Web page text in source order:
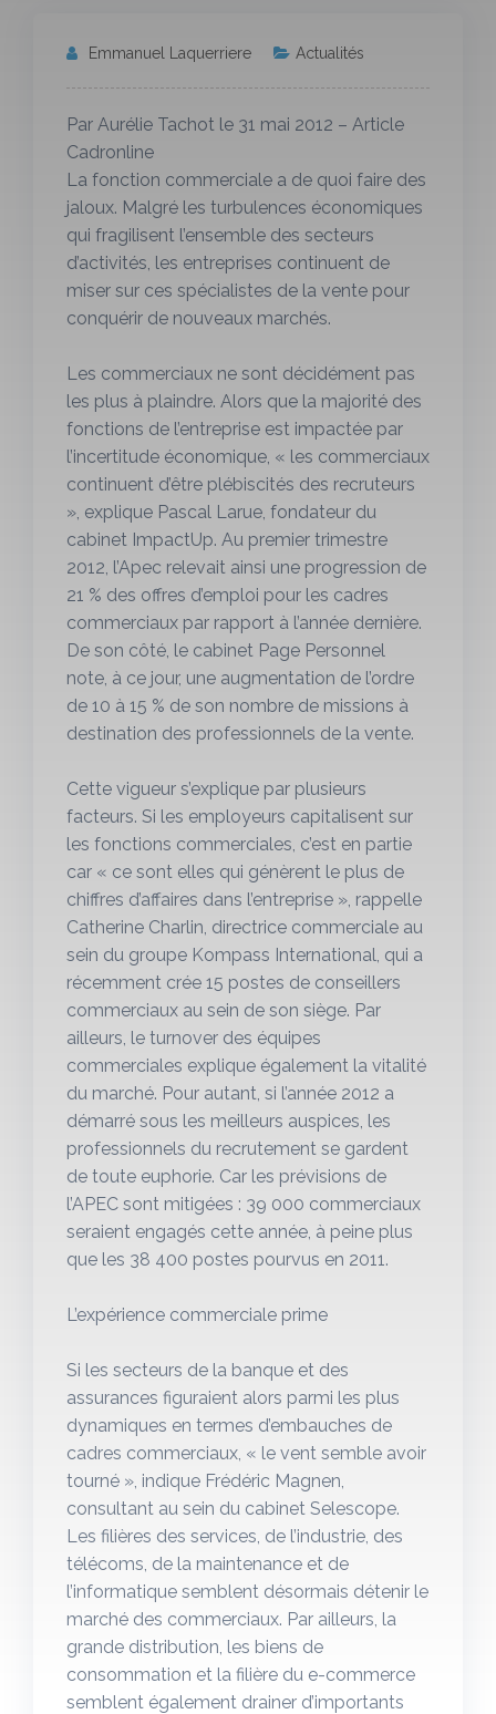
Emmanuel Laquerriere Actualités
Par Aurélie Tachot le 31 mai 2012 – Article
Cadronline
La fonction commerciale a de quoi faire des
jaloux. Malgré les turbulences économiques
qui fragilisent l’ensemble des secteurs
d’activités, les entreprises continuent de
miser sur ces spécialistes de la vente pour
conquérir de nouveaux marchés.
Les commerciaux ne sont décidément pas
les plus à plaindre. Alors que la majorité des
fonctions de l’entreprise est impactée par
l’incertitude économique, « les commerciaux
continuent d’être plébiscités des recruteurs
», explique Pascal Larue, fondateur du
cabinet ImpactUp. Au premier trimestre
2012, l’Apec relevait ainsi une progression de
21 % des offres d’emploi pour les cadres
commerciaux par rapport à l’année dernière.
De son côté, le cabinet Page Personnel
note, à ce jour, une augmentation de l’ordre
de 10 à 15 % de son nombre de missions à
destination des professionnels de la vente.
Cette vigueur s’explique par plusieurs
facteurs. Si les employeurs capitalisent sur
les fonctions commerciales, c’est en partie
car « ce sont elles qui génèrent le plus de
chiffres d’affaires dans l’entreprise », rappelle
Catherine Charlin, directrice commerciale au
sein du groupe Kompass International, qui a
récemment crée 15 postes de conseillers
commerciaux au sein de son siège. Par
ailleurs, le turnover des équipes
commerciales explique également la vitalité
du marché. Pour autant, si l’année 2012 a
démarré sous les meilleurs auspices, les
professionnels du recrutement se gardent
de toute euphorie. Car les prévisions de
l’APEC sont mitigées : 39 000 commerciaux
seraient engagés cette année, à peine plus
que les 38 400 postes pourvus en 2011.
L’expérience commerciale prime
Si les secteurs de la banque et des
assurances figuraient alors parmi les plus
dynamiques en termes d’embauches de
cadres commerciaux, « le vent semble avoir
tourné », indique Frédéric Magnen,
consultant au sein du cabinet Selescope.
Les filières des services, de l’industrie, des
télécoms, de la maintenance et de
l’informatique semblent désormais détenir le
marché des commerciaux. Par ailleurs, la
grande distribution, les biens de
consommation et la filière du e-commerce
semblent également drainer d’importants